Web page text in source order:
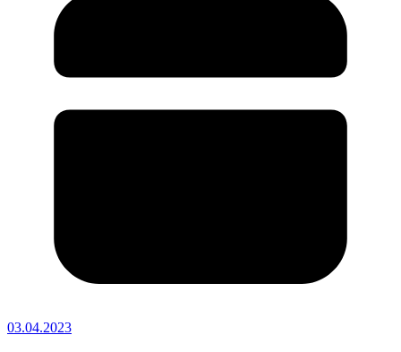
03.04.2023